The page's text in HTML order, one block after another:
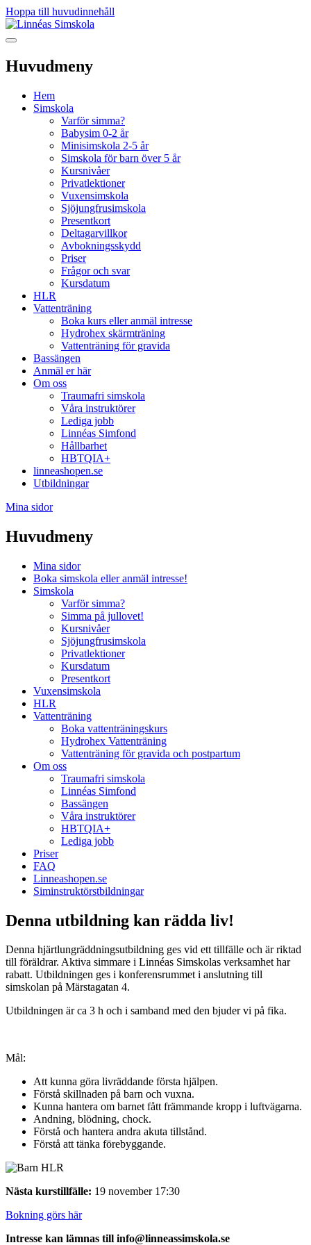
Hoppa till huvudinnehåll
Huvudmeny
Hem
Simskola
Varför simma?
Babysim 0-2 år
Minisimskola 2-5 år
Simskola för barn över 5 år
Kursnivåer
Privatlektioner
Vuxensimskola
Sjöjungfrusimskola
Presentkort
Deltagarvillkor
Avbokningsskydd
Priser
Frågor och svar
Kursdatum
HLR
Vattenträning
Boka kurs eller anmäl intresse
Hydrohex skärmträning
Vattenträning för gravida
Bassängen
Anmäl er här
Om oss
Traumafri simskola
Våra instruktörer
Lediga jobb
Linnéas Simfond
Hållbarhet
HBTQIA+
linneashopen.se
Utbildningar
Mina sidor
Huvudmeny
Mina sidor
Boka simskola eller anmäl intresse!
Simskola
Varför simma?
Simma på jullovet!
Kursnivåer
Sjöjungfrusimskola
Privatlektioner
Kursdatum
Presentkort
Vuxensimskola
HLR
Vattenträning
Boka vattenträningskurs
Hydrohex Vattenträning
Vattenträning för gravida och postpartum
Om oss
Traumafri simskola
Linnéas Simfond
Bassängen
Våra instruktörer
HBTQIA+
Lediga jobb
Priser
FAQ
Linneashopen.se
Siminstruktörstbildningar
Denna utbildning kan rädda liv!
Denna hjärtlungräddningsutbildning ges vid ett tillfälle och är riktad
till föräldrar. Aktiva simmare i Linnéas Simskolas verksamhet har
rabatt. Utbildningen ges i konferensrummet i anslutning till
simskolan på Märstagatan 4.
Utbildningen är ca 3 h och i samband med den bjuder vi på fika.
Mål:
Att kunna göra livräddande första hjälpen.
Förstå skillnaden på barn och vuxna.
Kunna hantera om barnet fått främmande kropp i luftvägarna.
Andning, blödning, chock.
Förstå och hantera andra akuta tillstånd.
Förstå att tänka förebyggande.
Nästa kurstillfälle: 19 november 17:30
Bokning görs här
Intresse kan lämnas till info@linneassimskola.se